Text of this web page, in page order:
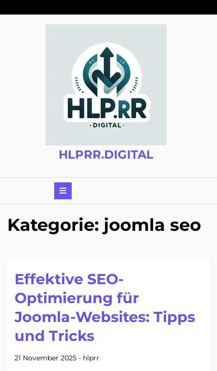
Inhalt
HLPRR.DIGITAL
Kategorie: joomla seo
Effektive SEO-
Optimierung für
Joomla-Websites: Tipps
und Tricks
21 November 2025 - hlprr